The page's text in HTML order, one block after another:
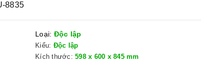
8835
Loại: Độc lập
Kiểu: Độc lập
Kích thước: 598 x 600 x 845 mm